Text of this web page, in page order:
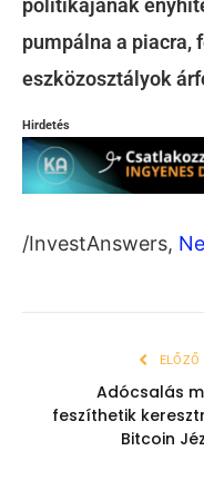
politikájának
pumpálna a piacra,
eszközosztályok
Hirdetés
/InvestAnswers,
ELŐZŐ
Adócsalás
feszíthetik
Bitcoin